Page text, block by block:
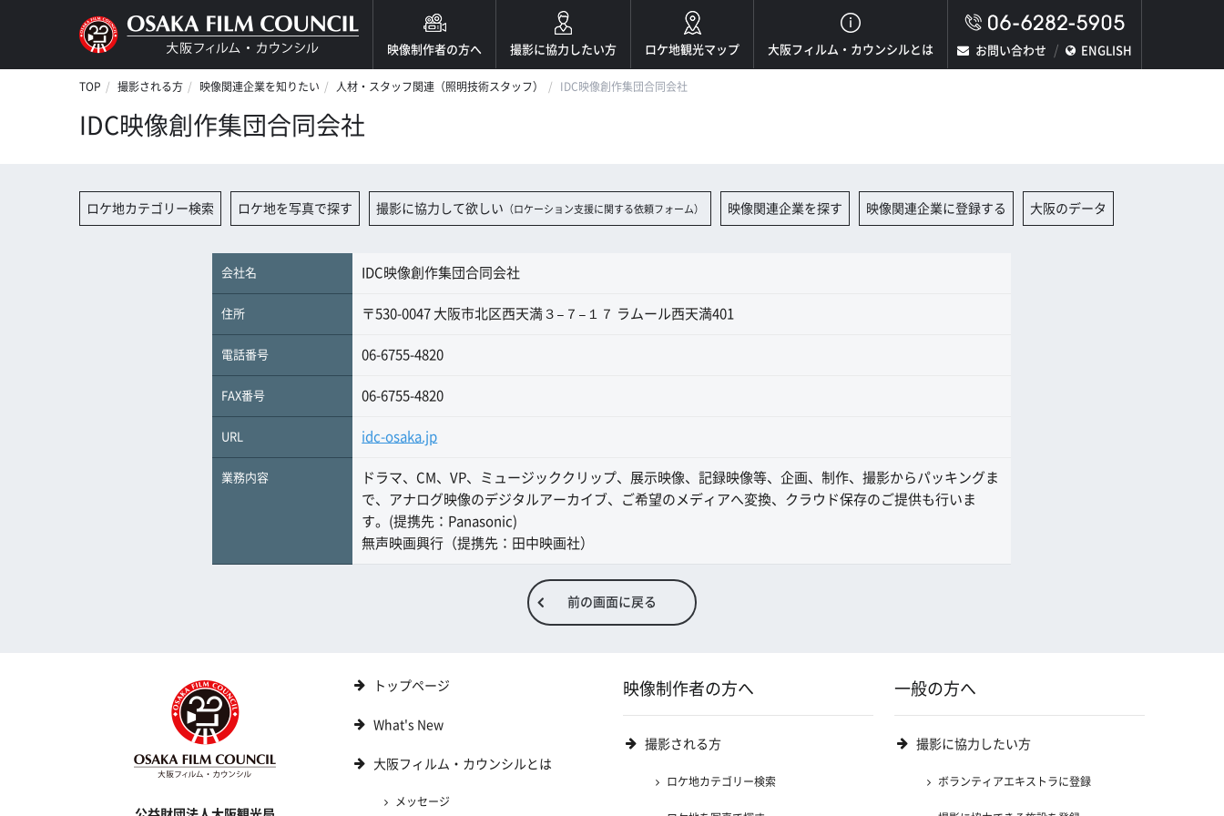
映像制作者の方へ 撮影に協力したい方 ロケ地観光マップ 大阪フィルム・カウンシルとは お問い合わせ ENGLISH
TOP 撮影される方 映像関連企業を知りたい 人材・スタッフ関連（照明技術スタッフ） IDC映像創作集団合同会社
IDC映像創作集団合同会社
ロケ地カテゴリー検索 ロケ地を写真で探す 撮影に協力して欲しい （ロケーション支援に関する依頼フォーム） 映像関連企業を探す 映像関連企業に登録する 大阪のデータ
会社名 IDC映像創作集団合同会社
住所 〒530-0047 大阪市北区西天満３−７−１７ ラムール西天満401
電話番号 06-6755-4820
FAX番号 06-6755-4820
URL idc-osaka.jp
業務内容
ドラマ、CM、VP、ミュージッククリップ、展示映像、記録映像等、企画、制作、撮影からパッキングま
で、アナログ映像のデジタルアーカイブ、ご希望のメディアへ変換、クラウド保存のご提供も行いま
す。(提携先：Panasonic)
無声映画興行（提携先：田中映画社）
前の画面に戻る
トップページ
What's New
大阪フィルム・カウンシルとは
メッセージ
映像制作者の方へ
撮影される方
ロケ地カテゴリー検索
一般の方へ
撮影に協力したい方
ボランティアエキストラに登録